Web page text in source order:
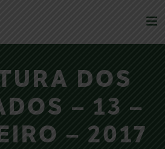
DOS
– 13 –
– 2017